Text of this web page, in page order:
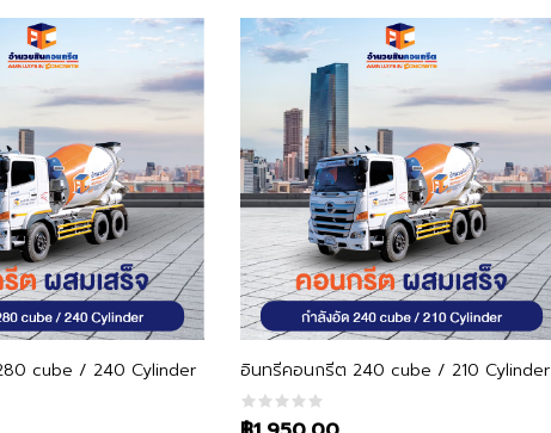
cube / 240 Cylinder
หยิบใส่ตะกร้า อินทรีคอนกรีต 240 cube / 210 Cylinder
หยิบใส่ตะกร้า